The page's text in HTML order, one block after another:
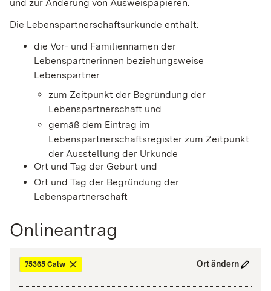
und zur Änderung von Ausweispapieren.
Die Lebenspartnerschaftsurkunde enthält:
die Vor- und Familiennamen der
Lebenspartnerinnen beziehungsweise
Lebenspartner
zum Zeitpunkt der Begründung der
Lebenspartnerschaft und
gemäß dem Eintrag im
Lebenspartnerschaftsregister zum Zeitpunkt
der Ausstellung der Urkunde
Ort und Tag der Geburt und
Ort und Tag der Begründung der
Lebenspartnerschaft
Onlineantrag
75365 Calw Ort ändern